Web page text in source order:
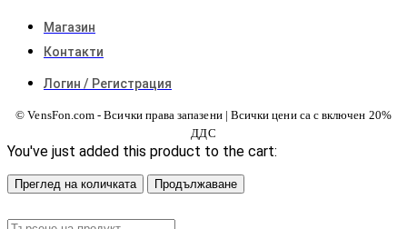
Магазин
Контакти
Логин / Регистрация
© VensFon.com - Всички права запазени | Всички цени са с включен 20%
ДДС
You've just added this product to the cart:
Преглед на количката Продължаване